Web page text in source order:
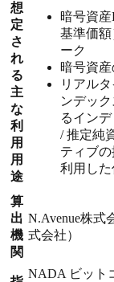
想
定
さ
れ
る
主
な
利
用
用
途
暗号資産
基準価
ーク
暗号資
リアル
ンデッ
るインデ
/ 推定純
ティブ
利用した
算
出
機
関
N.Avenue株式
式会社）
NADA ビット